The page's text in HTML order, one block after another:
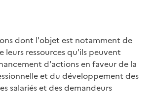
dont l'objet est notamment de
leurs ressources qu'ils peuvent
d'actions en faveur de la
et du développement des
salariés et des demandeurs